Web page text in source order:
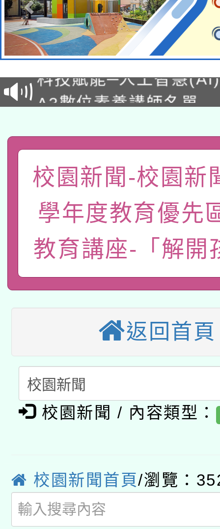
本館辦理115年度閱讀
暨閱讀推動專業研習
科技賦能─人工智慧
礎課程
A3數位素養講師名單
pilot」
有關大陸委員會函釋公
薪期間赴陸應申請許可
轉知經濟部水利署委託
業技術研究院辦理「
用水績優單位及節水達
動」
桃園市孔廟祈福系列
開 智慧啟航」
2026年桃園地景藝術
「2026桃園藝術巡演
關事宜
年度健康促進學校輔導
業成長研習」實施計畫
本館辦理115年度閱讀
暨閱讀推動專業研習
科技賦能─人工智慧
A3數位素養講師名單
「數位內容與教學軟體
pilot」
有關大陸委員會函釋公
薪期間赴陸應申請許可
轉知經濟部水利署委託
用水績優單位及節水達
動」
桃園市孔廟祈福系列
開 智慧啟航」
「2026桃園藝術巡演
關事宜
轉知教育部國民及學前
校園新聞-校園新
學年度教育優先
教育講座-「解開
返回首頁
校園新聞 / 內容類型：
校園新聞首頁/瀏覽：